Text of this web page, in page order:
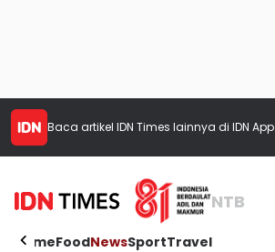
Baca artikel IDN Times lainnya di IDN App
NTB
HomeFoodNewsSportTravel